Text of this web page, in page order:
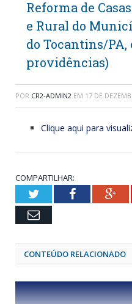
Reforma de
e Rural do
do Tocantins/PA,
providências)
POR CR2-ADMIN2 EM 17 DE
Clique aqui para
COMPARTILHAR:
TwitterFacebook
Email
CONTEÚDO RELACIONADO